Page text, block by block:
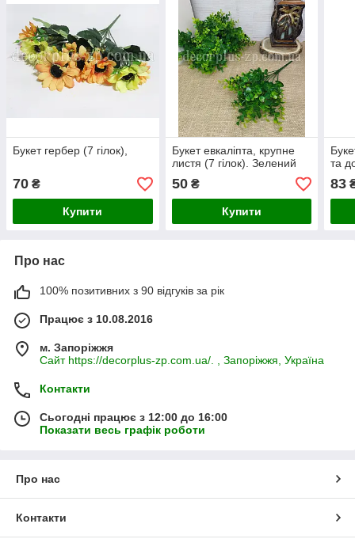
Букет гербер (7 гілок),
70 ₴
Купити
Букет евкаліпта, крупне
листя (7 гілок). Зелений
50₴
Купити
та
83
Про нас
100% позитивних з 90 відгуків за рік
Працює з 10.08.2016
м. Запоріжжя
Сайт https://decorplus-zp.com.ua/. , Запоріжжя, Україна
Контакти
Сьогодні працює з 12:00 до 16:00
Показати весь графік роботи
Про нас
Контакти